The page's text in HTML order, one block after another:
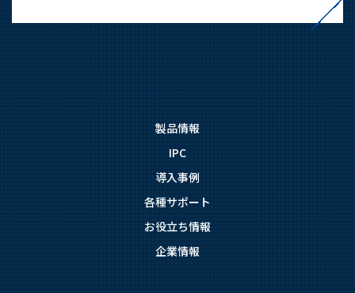
製品情報
IPC
導入事例
各種サポート
お役立ち情報
企業情報